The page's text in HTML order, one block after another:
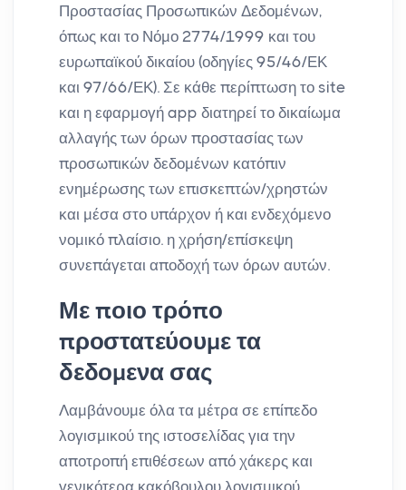
Προστασίας Προσωπικών Δεδομένων,
όπως και το Νόμο 2774/1999 και του
ευρωπαϊκού δικαίου (οδηγίες 95/46/ΕΚ
και 97/66/ΕΚ). Σε κάθε περίπτωση το site
και η εφαρμογή app διατηρεί το δικαίωμα
αλλαγής των όρων προστασίας των
προσωπικών δεδομένων κατόπιν
ενημέρωσης των επισκεπτών/χρηστών
και μέσα στο υπάρχον ή και ενδεχόμενο
νομικό πλαίσιο. η χρήση/επίσκεψη
συνεπάγεται αποδοχή των όρων αυτών.
Με ποιο τρόπο
προστατεύουμε τα
δεδομενα σας
Λαμβάνουμε όλα τα μέτρα σε επίπεδο
λογισμικού της ιστοσελίδας για την
αποτροπή επιθέσεων από χάκερς και
γενικότερα κακόβουλου λογισμικού.